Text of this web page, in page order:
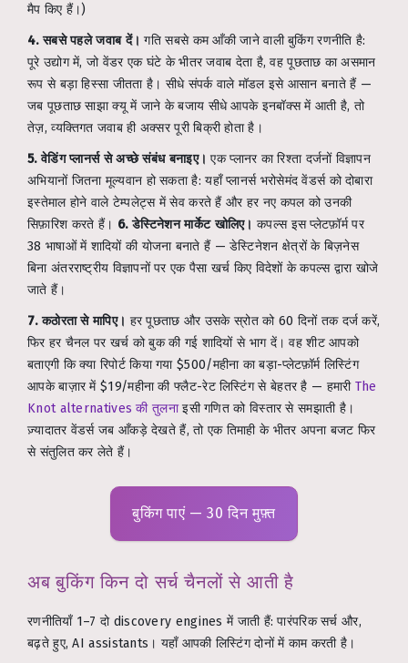
मैप किए हैं।)
4. सबसे पहले जवाब दें। गति सबसे कम आँकी जाने वाली बुकिंग रणनीति है:
पूरे उद्योग में, जो वेंडर एक घंटे के भीतर जवाब देता है, वह पूछताछ का असमान
रूप से बड़ा हिस्सा जीतता है। सीधे संपर्क वाले मॉडल इसे आसान बनाते हैं —
जब पूछताछ साझा क्यू में जाने के बजाय सीधे आपके इनबॉक्स में आती है, तो
तेज़, व्यक्तिगत जवाब ही अक्सर पूरी बिक्री होता है।
5. वेडिंग प्लानर्स से अच्छे संबंध बनाइए। एक प्लानर का रिश्ता दर्जनों विज्ञापन
अभियानों जितना मूल्यवान हो सकता है: यहाँ प्लानर्स भरोसेमंद वेंडर्स को दोबारा
इस्तेमाल होने वाले टेम्पलेट्स में सेव करते हैं और हर नए कपल को उनकी
सिफ़ारिश करते हैं। 6. डेस्टिनेशन मार्केट खोलिए। कपल्स इस प्लेटफ़ॉर्म पर
38 भाषाओं में शादियों की योजना बनाते हैं — डेस्टिनेशन क्षेत्रों के बिज़नेस
बिना अंतरराष्ट्रीय विज्ञापनों पर एक पैसा खर्च किए विदेशों के कपल्स द्वारा खोजे
जाते हैं।
7. कठोरता से मापिए। हर पूछताछ और उसके स्रोत को 60 दिनों तक दर्ज करें,
फिर हर चैनल पर खर्च को बुक की गई शादियों से भाग दें। वह शीट आपको
बताएगी कि क्या रिपोर्ट किया गया $500/महीना का बड़ा-प्लेटफ़ॉर्म लिस्टिंग
आपके बाज़ार में $19/महीना की फ्लैट-रेट लिस्टिंग से बेहतर है — हमारी The
Knot alternatives की तुलनाइसी गणित को विस्तार से समझाती है।
ज़्यादातर वेंडर्स जब आँकड़े देखते हैं, तो एक तिमाही के भीतर अपना बजट फिर
से संतुलित कर लेते हैं।
बुकिंग पाएं — 30 दिन मुफ़्त
अब बुकिंग किन दो सर्च चैनलों से आती है
रणनीतियाँ 1–7 दो discovery engines में जाती हैं: पारंपरिक सर्च और,
बढ़ते हुए, AI assistants। यहाँ आपकी लिस्टिंग दोनों में काम करती है।